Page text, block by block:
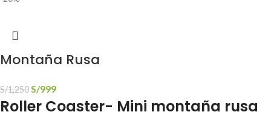
Montaña Rusa
S/1,250S/999
Roller Coaster- Mini montaña rusa